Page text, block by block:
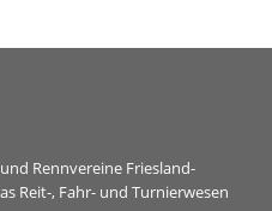
Rennvereine Friesland-
Reit-, Fahr- und Turnierwesen